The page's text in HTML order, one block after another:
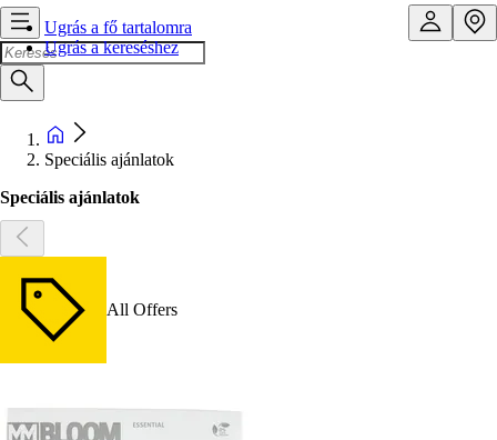
Ugrás a fő tartalomra
Ugrás a kereséshez
Speciális ajánlatok
Speciális ajánlatok
All Offers